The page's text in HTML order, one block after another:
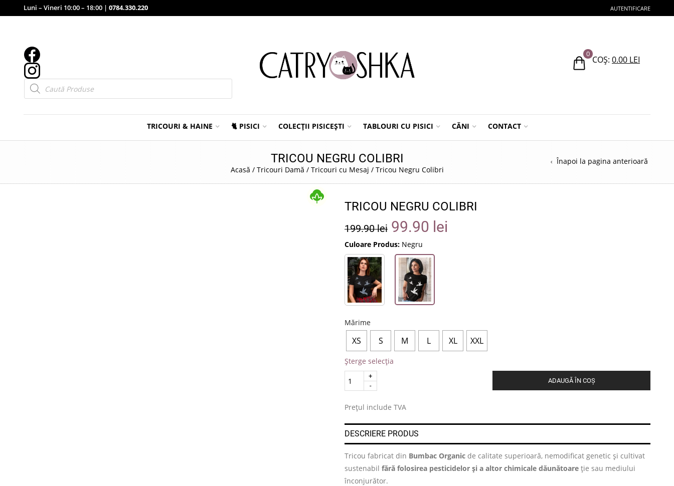
Luni – Vineri 10:00 – 18:00 | 0784.330.220 AUTENTIFICARE
Products
search
0
COȘ: 0.00 LEI
TRICOURI & HAINE 🐈 PISICI COLECȚII PISICEȘTI TABLOURI CU PISICI CĂNI CONTACT
TRICOU NEGRU COLIBRI
Acasă / Tricouri Damă / Tricouri cu Mesaj / Tricou Negru Colibri
Înapoi la pagina anterioară
TRICOU NEGRU COLIBRI
199.90lei 99.90 lei
Culoare Produs: Negru
Mărime
XS S M L XL XXL
Șterge selecția
Quantity
ADAUGĂ ÎN COȘ
Prețul include TVA
DESCRIERE PRODUS
Tricou fabricat din Bumbac Organic de calitate superioară, nemodificat genetic și cultivat
sustenabil fără folosirea pesticidelor și a altor chimicale dăunătoare ție sau mediului
înconjurător.